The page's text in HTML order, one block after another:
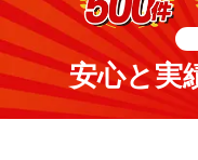
安心と実